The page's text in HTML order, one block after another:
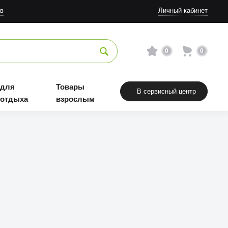
Личный кабинет
0 0
Товары
взрослым
В сервисный центр